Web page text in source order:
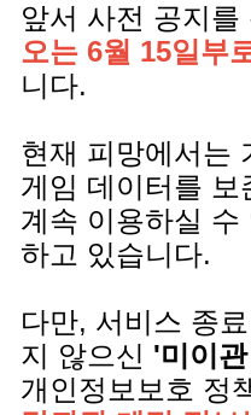
앞서 사전 공지
오는 6월 15일부
니다.
현재 피망에서는
게임 데이터를 보
계속 이용하실 수
하고 있습니다.
다만, 서비스 종
지 않으신 '미이
개인정보보호 정